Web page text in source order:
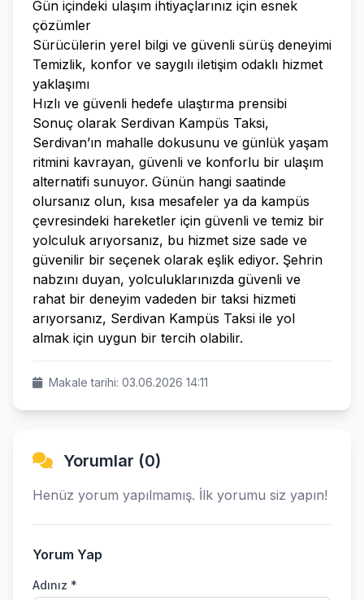
Gün içindeki ulaşım ihtiyaçlarınız için esnek
çözümler
Sürücülerin yerel bilgi ve güvenli sürüş deneyimi
Temizlik, konfor ve saygılı iletişim odaklı hizmet
yaklaşımı
Hızlı ve güvenli hedefe ulaştırma prensibi
Sonuç olarak Serdivan Kampüs Taksi,
Serdivan’ın mahalle dokusunu ve günlük yaşam
ritmini kavrayan, güvenli ve konforlu bir ulaşım
alternatifi sunuyor. Günün hangi saatinde
olursanız olun, kısa mesafeler ya da kampüs
çevresindeki hareketler için güvenli ve temiz bir
yolculuk arıyorsanız, bu hizmet size sade ve
güvenilir bir seçenek olarak eşlik ediyor. Şehrin
nabzını duyan, yolculuklarınızda güvenli ve
rahat bir deneyim vadeden bir taksi hizmeti
arıyorsanız, Serdivan Kampüs Taksi ile yol
almak için uygun bir tercih olabilir.
Makale tarihi: 03.06.2026 14:11
Yorumlar (0)
Henüz yorum yapılmamış. İlk yorumu siz yapın!
Yorum Yap
Adınız *